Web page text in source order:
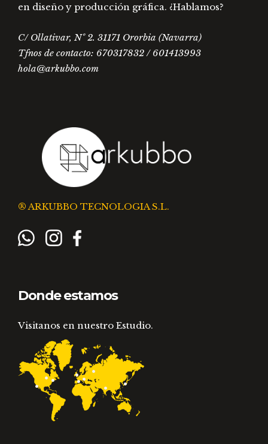
en diseño y producción gráfica. ¿Hablamos?
C/ Ollativar, Nº 2. 31171 Ororbia (Navarra)
Tfnos de contacto: 670317832 / 601413993
hola@arkubbo.com
® ARKUBBO TECNOLOGIA S.L.
Donde estamos
Visitanos en nuestro Estudio.